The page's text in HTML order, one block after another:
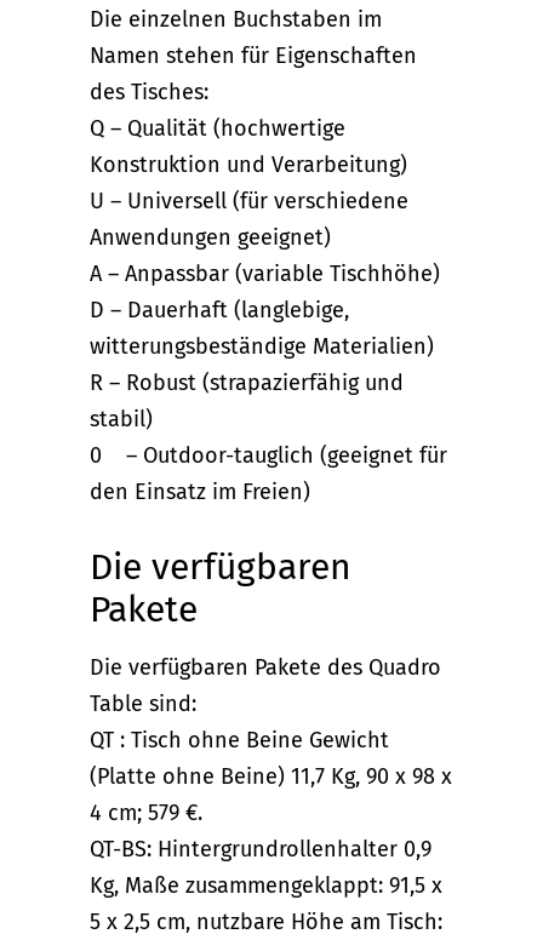
Die einzelnen Buchstaben im
Namen stehen für Eigenschaften
des Tisches:
Q – Qualität (hochwertige
Konstruktion und Verarbeitung)
U – Universell (für verschiedene
Anwendungen geeignet)
A – Anpassbar (variable Tischhöhe)
D – Dauerhaft (langlebige,
witterungsbeständige Materialien)
R – Robust (strapazierfähig und
stabil)
0 – Outdoor-tauglich (geeignet für
den Einsatz im Freien)
Die verfügbaren
Pakete
Die verfügbaren Pakete des Quadro
Table sind:
QT : Tisch ohne Beine Gewicht
(Platte ohne Beine) 11,7 Kg, 90 x 98 x
4 cm; 579 €.
QT-BS: Hintergrundrollenhalter 0,9
Kg, Maße zusammengeklappt: 91,5 x
5 x 2,5 cm, nutzbare Höhe am Tisch: